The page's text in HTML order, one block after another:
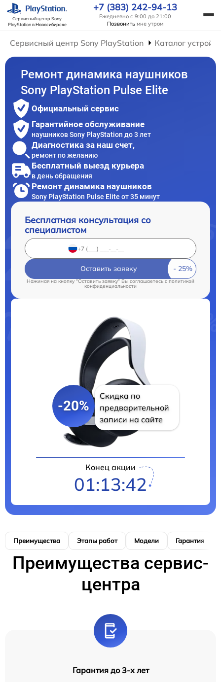
Сервисный центр Sony
PlayStationв Новосибирске
+7 (383) 242-94-13
Ежедневно с 9:00 до 21:00
Позвонить мне утром
Сервисный центр Sony PlayStation Каталог
Ремонт динамика наушников
Sony PlayStation Pulse Elite
Официальный сервис
Гарантийное обслуживание
наушников Sony PlayStation до 3 лет
Диагностика за наш счет,
ремонт по желанию
Бесплатный выезд курьера
в день обращения
Ремонт динамика наушников
Sony PlayStation Pulse Elite от 35 минут
Бесплатная консультация со
специалистом
Оставить заявку
Нажимая на кнопку "Оставить заявку" Вы соглашаетесь cполитикой
конфиденциальности
-20%
Скидка по
предварительной
записи на сайте
Конец акции
01:13:41
Преимущества Этапы работ Модели Гарантия
Преимущества сервис-
центра
Гарантия до 3-х лет